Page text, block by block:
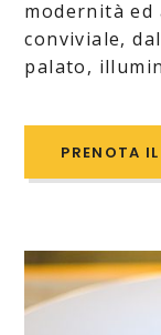
modernità
conviviale,
palato,
PRENOTA